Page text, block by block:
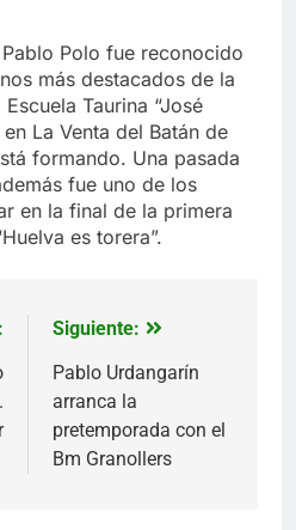
Polo fue reconocido
más destacados de la
Taurina “José
La Venta del Batán de
formando. Una pasada
fue uno de los
en la final de la primera
es torera”.
Siguiente:
Pablo Urdangarín
arranca la
pretemporada con el
Bm Granollers